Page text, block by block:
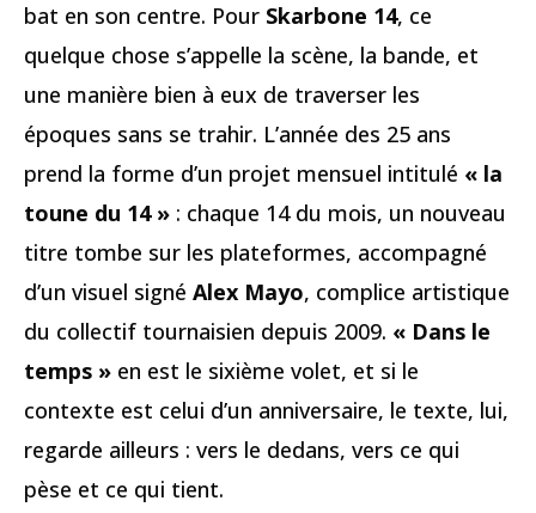
bat en son centre. Pour Skarbone 14, ce
quelque chose s’appelle la scène, la bande, et
une manière bien à eux de traverser les
époques sans se trahir. L’année des 25 ans
prend la forme d’un projet mensuel intitulé « la
toune du 14 » : chaque 14 du mois, un nouveau
titre tombe sur les plateformes, accompagné
d’un visuel signé Alex Mayo, complice artistique
du collectif tournaisien depuis 2009. « Dans le
temps » en est le sixième volet, et si le
contexte est celui d’un anniversaire, le texte, lui,
regarde ailleurs : vers le dedans, vers ce qui
pèse et ce qui tient.